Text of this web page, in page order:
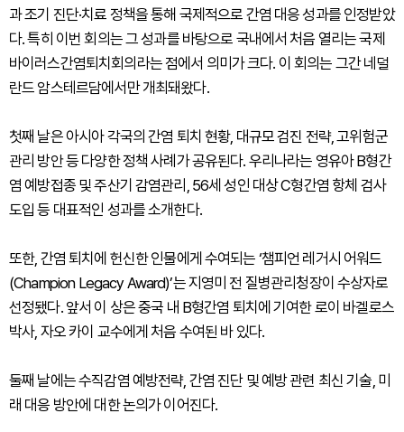
과 조기 진단·치료 정책을 통해 국제적으로 간염 대응 성과를 인정받았
다. 특히 이번 회의는 그 성과를 바탕으로 국내에서 처음 열리는 국제
바이러스간염퇴치회의라는 점에서 의미가 크다. 이 회의는 그간 네덜
란드 암스테르담에서만 개최돼왔다.
첫째 날은 아시아 각국의 간염 퇴치 현황, 대규모 검진 전략, 고위험군
관리 방안 등 다양한 정책 사례가 공유된다. 우리나라는 영유아 B형간
염 예방접종 및 주산기 감염관리, 56세 성인 대상 C형간염 항체 검사
도입 등 대표적인 성과를 소개한다.
또한, 간염 퇴치에 헌신한 인물에게 수여되는 ‘챔피언 레거시 어워드
(Champion Legacy Award)’는 지영미 전 질병관리청장이 수상자로
선정됐다. 앞서 이 상은 중국 내 B형간염 퇴치에 기여한 로이 바겔로스
박사, 자오 카이 교수에게 처음 수여된 바 있다.
둘째 날에는 수직감염 예방전략, 간염 진단 및 예방 관련 최신 기술, 미
래 대응 방안에 대한 논의가 이어진다.